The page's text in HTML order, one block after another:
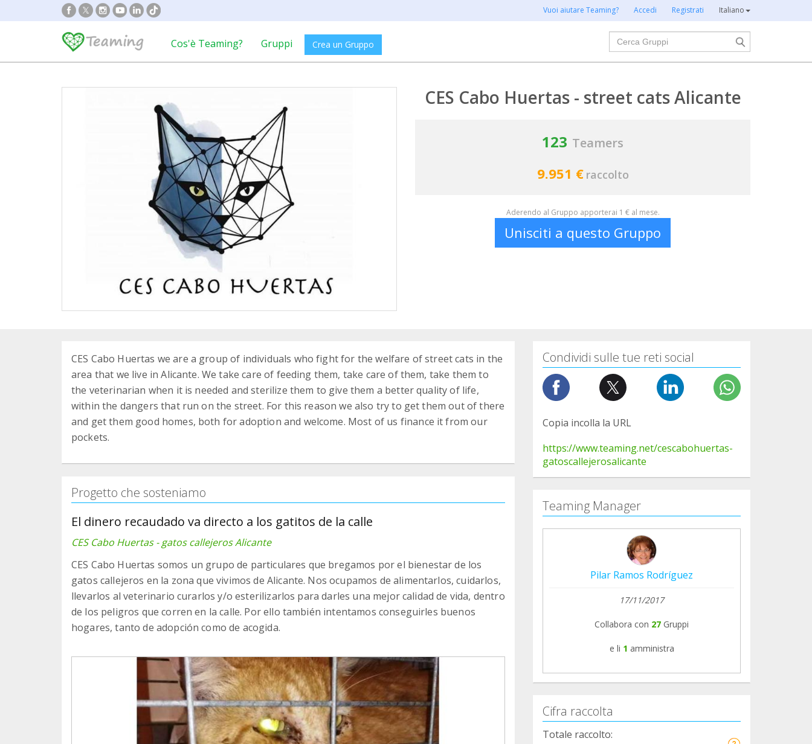
Vuoi aiutare Teaming? Accedi Registrati Italiano
Cos'è Teaming? Gruppi Crea un Gruppo
Cerca
CES Cabo Huertas - street cats Alicante
123 Teamers
9.951 € raccolto
Aderendo al Gruppo apporterai 1 € al mese.
Unisciti a questo Gruppo
CES Cabo Huertas we are a group of individuals who fight for the welfare of street cats in the
area that we live in Alicante. We take care of feeding them, take care of them, take them to
the veterinarian when it is needed and sterilize them to give them a better quality of life,
within the dangers that run on the street. For this reason we also try to get them out of there
and get them good homes, both for adoption and welcome. Most of us finance it from our
pockets.
Progetto che sosteniamo
El dinero recaudado va directo a los gatitos de la calle
CES Cabo Huertas - gatos callejeros Alicante
CES Cabo Huertas somos un grupo de particulares que bregamos por el bienestar de los
gatos callejeros en la zona que vivimos de Alicante. Nos ocupamos de alimentarlos, cuidarlos,
llevarlos al veterinario curarlos y/o esterilizarlos para darles una mejor calidad de vida, dentro
de los peligros que corren en la calle. Por ello también intentamos conseguirles buenos
hogares, tanto de adopción como de acogida.
Condividi sulle tue reti social
Copia incolla la URL
https://www.teaming.net/cescabohuertas-
gatoscallejerosalicante
Teaming Manager
Pilar Ramos Rodríguez
17/11/2017
Collabora con 27 Gruppi
e li 1 amministra
Cifra raccolta
Totale raccolto: